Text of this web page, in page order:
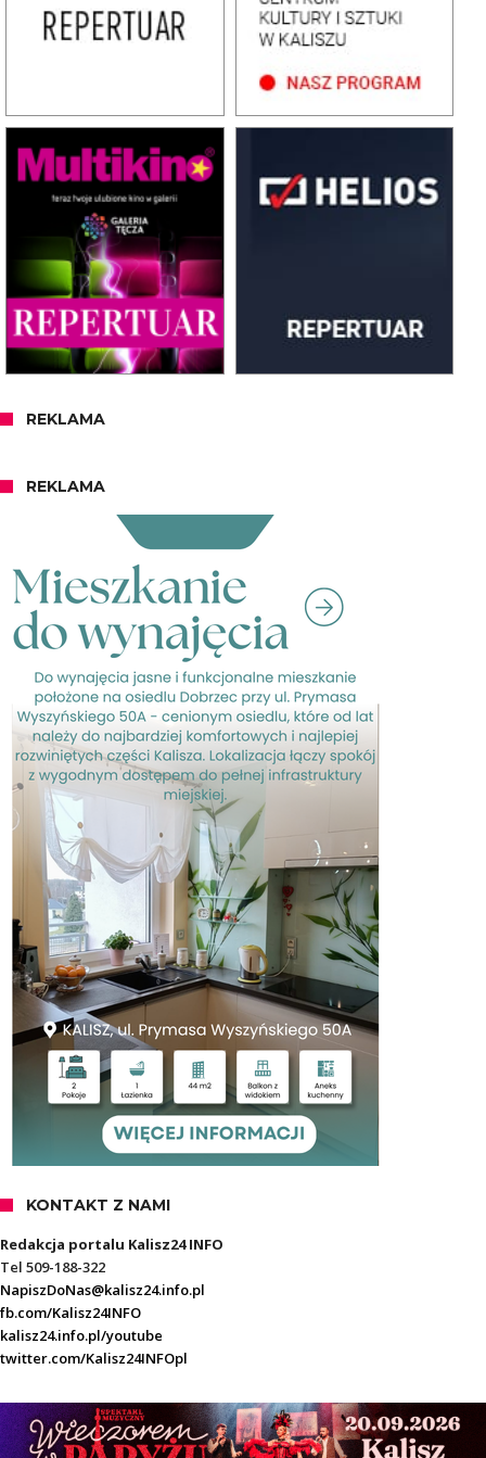
REKLAMA
REKLAMA
KONTAKT Z NAMI
Redakcja portalu Kalisz24 INFO
Tel 509-188-322
NapiszDoNas@kalisz24.info.pl
fb.com/Kalisz24INFO
kalisz24.info.pl/youtube
twitter.com/Kalisz24INFOpl